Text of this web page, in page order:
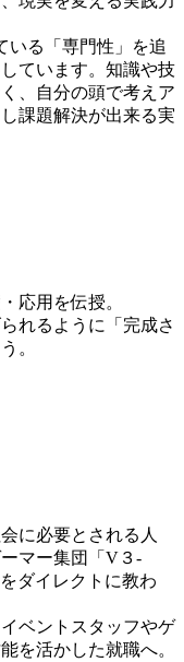
いる「専門性」を追
ています。知識や技
、自分の頭で考えア
課題解決が出来る実
応用を伝授。
れるように「完成さ
。
に必要とされる人
マー集団「V３-
ダイレクトに教わ
ベントスタッフやゲ
を活かした就職へ。